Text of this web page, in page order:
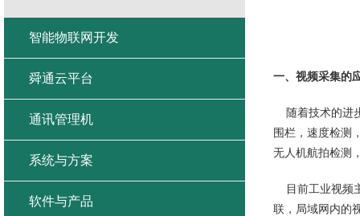
一、视频采集的
随着技术的进
围栏，速度检测
无人机航拍检测
目前工业视频
联，局域网内的
智能物联网开发
舜通云平台
通讯管理机
系统与方案
软件与产品